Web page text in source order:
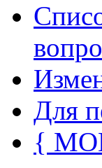
Для
{